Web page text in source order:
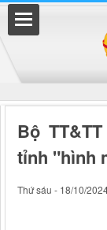
Bộ
tỉnh "hình
Thứ sáu - 18/10/
Đã kết nối EMC